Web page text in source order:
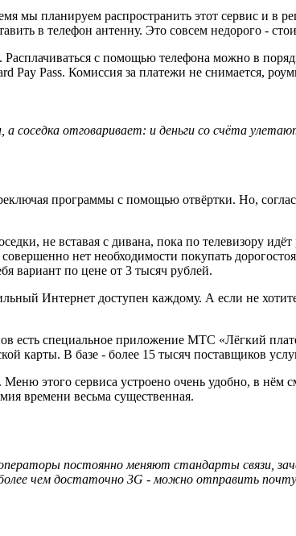
мы планируем распространить этот сервис и в
в телефон антенну. Это совсем недорого -
с помощью телефона можно в
Pay Pass. Комиссия за платежи не снимается,
отговаривает: и деньги со счёта
программы с помощью отвёртки. Но,
не вставая с дивана, пока по телевизору
нет необходимости покупать
вариант по цене от 3 тысяч рублей.
Интернет доступен каждому. А если не
есть специальное приложение МТС «Лёгкий
карты. В базе - более 15 тысяч поставщиков
этого сервиса устроено очень удобно, в нём
времени весьма существенная.
операторы постоянно меняют стандарты связи,
более чем достаточно 3G - можно отправить